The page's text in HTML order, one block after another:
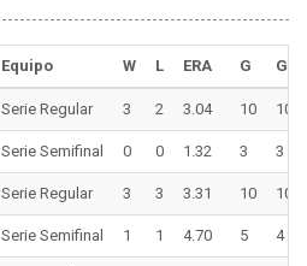
Equipo W L ERA G GS
Serie Regular 3 2 3.04 10 10
Serie Semifinal 0 0 1.32 3 3
Serie Regular 3 3 3.31 10 10
Serie Semifinal 1 1 4.70 5 4